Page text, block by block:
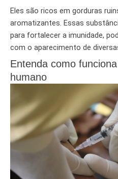
Eles são ricos em gorduras
aromatizantes. Essas
para fortalecer a imunidade,
com o aparecimento de
Entenda como
humano